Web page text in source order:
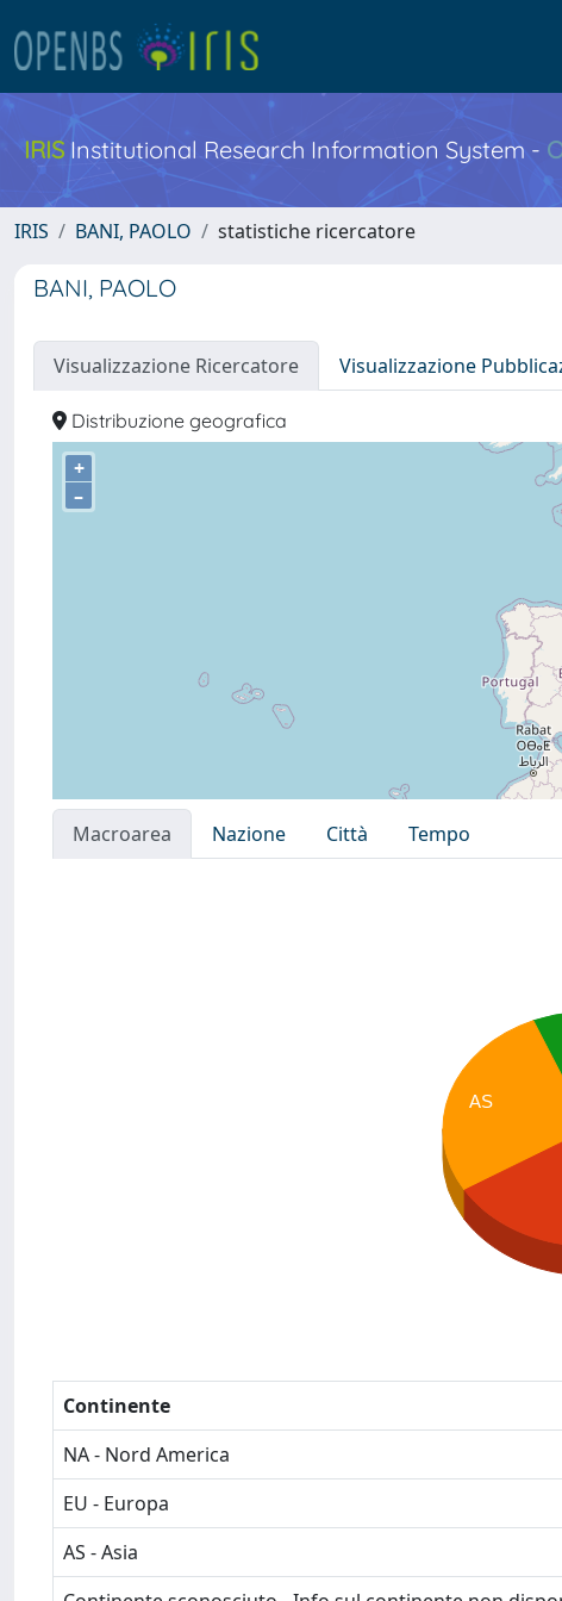
IRIS Institutional Research Information System -
IRIS BANI, PAOLO statistiche ricercatore
BANI, PAOLO
Visualizzazione Ricercatore Visualizzazione
Distribuzione geografica
+
–
Macroarea Nazione Città
Tempo
AS
Continente
NA - Nord America
EU - Europa
AS - Asia